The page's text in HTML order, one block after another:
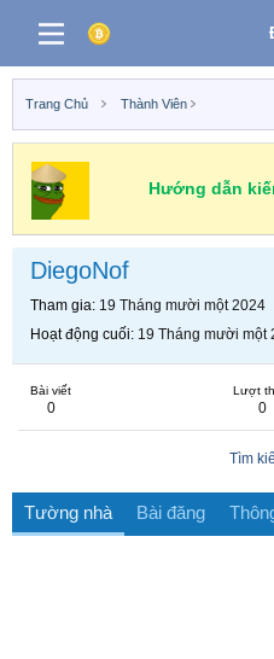
Trang Chủ Thành Viên
Hướng dẫn
DiegoNof
Tham gia 19 Tháng mười một 2024
Hoạt động cuối 19 Tháng mười một
Bài viết
0
Lượt
0
Tìm
Tường nhà Bài đăng